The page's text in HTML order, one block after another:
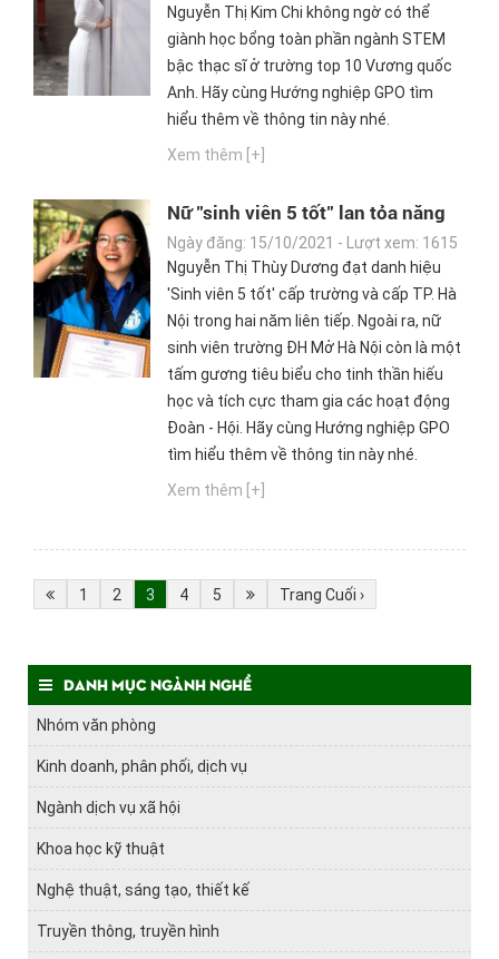
Nguyễn Thị Kim Chi không ngờ có thể
giành học bổng toàn phần ngành STEM
bậc thạc sĩ ở trường top 10 Vương quốc
Anh. Hãy cùng Hướng nghiệp GPO tìm
hiểu thêm về thông tin này nhé.
Xem thêm [+]
Nữ "sinh viên 5 tốt" lan tỏa năng
lượng sống tích cực
Ngày đăng: 15/10/2021 - Lượt xem: 1615
Nguyễn Thị Thùy Dương đạt danh hiệu
'Sinh viên 5 tốt' cấp trường và cấp TP. Hà
Nội trong hai năm liên tiếp. Ngoài ra, nữ
sinh viên trường ĐH Mở Hà Nội còn là một
tấm gương tiêu biểu cho tinh thần hiếu
học và tích cực tham gia các hoạt động
Đoàn - Hội. Hãy cùng Hướng nghiệp GPO
tìm hiểu thêm về thông tin này nhé.
Xem thêm [+]
1 2 3 4 5 Trang Cuối ›
Danh mục ngành nghề
Nhóm văn phòng
Kinh doanh, phân phối, dịch vụ
Ngành dịch vụ xã hội
Khoa học kỹ thuật
Nghệ thuật, sáng tạo, thiết kế
Truyền thông, truyền hình